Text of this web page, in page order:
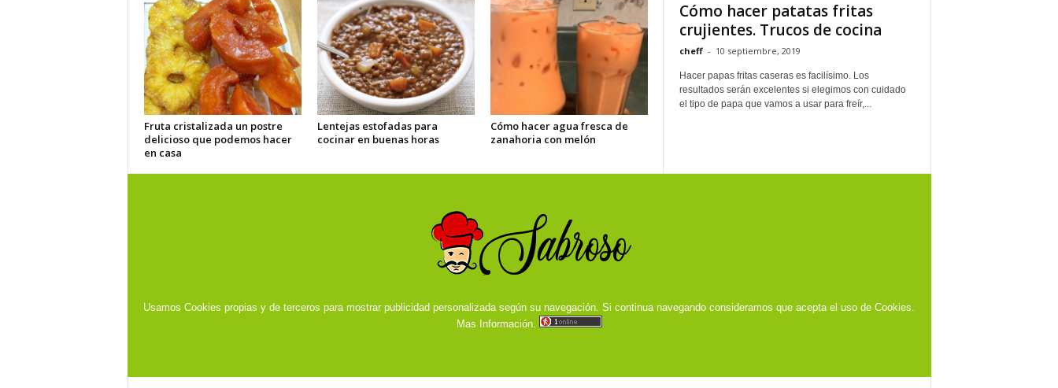
Fruta cristalizada un postre
delicioso que podemos hacer
en casa
Lentejas estofadas para
cocinar en buenas horas
Cómo hacer agua fresca de
zanahoria con melón
Cómo hacer patatas fritas
crujientes. Trucos de cocina
cheff - 10 septiembre, 2019
Hacer papas fritas caseras es facilísimo. Los
resultados serán excelentes si elegimos con cuidado
el tipo de papa que vamos a usar para freír,...
Usamos Cookies propias y de terceros para mostrar publicidad personalizada según su navegación. Si continua navegando consideramos que acepta el uso de Cookies.
Mas Información.